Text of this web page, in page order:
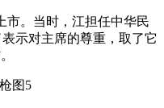
市。当时，江担任中华民
示对主席的尊重，取了它